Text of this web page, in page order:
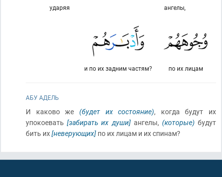
ангелы,
ударяя
по их лицам
и по их задним частям?
АБУ АДЕЛЬ
И каково же (будет их состояние), когда будут их
упокоевать[забирать их души]ангелы, (которые) будут
бить их[неверующих] по их лицам и их спинам?